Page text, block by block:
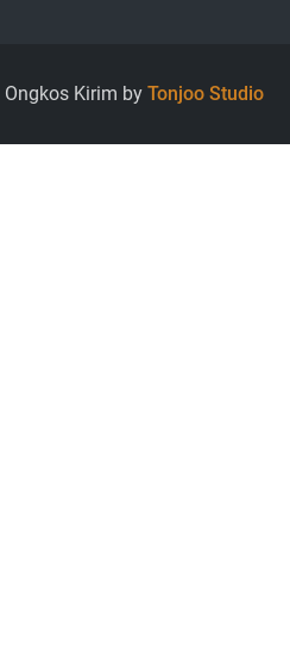
Kirim by Tonjoo Studio